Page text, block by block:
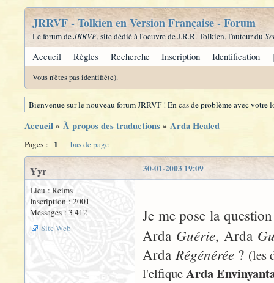
JRRVF - Tolkien en Version Française - Forum
Le forum deJRRVF, site dédié à l'oeuvre de J.R.R. Tolkien, l'auteur du
Accueil Règles Recherche Inscription Identification
Vous n'êtes pas identifié(e).
Bienvenue sur le nouveau forum JRRVF ! En cas de problème avec
Accueil» À propos des traductions» Arda Healed
Pages : 1 bas de page
30-01-2003 19:09
Yyr
Lieu : Reims
Inscription : 2001
Messages : 3 412
Site Web
Je me pose la
Arda Guérie, Arda
ArdaRégénérée? (les
l'elfiqueArda